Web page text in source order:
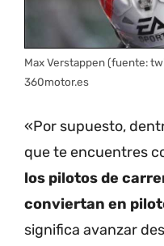
Max Verstappen(fuente:
360motor.es
«Por supuesto,
que te encuentres
los pilotos de
conviertan en
significa avanzar